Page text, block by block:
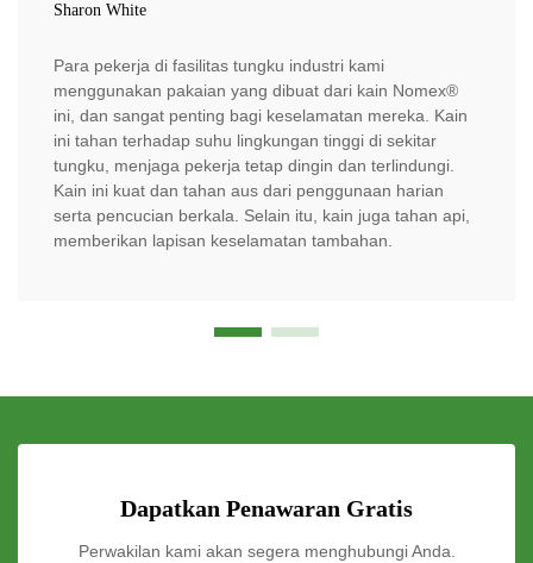
Sharon White
Para pekerja di fasilitas tungku industri kami
menggunakan pakaian yang dibuat dari kain Nomex®
ini, dan sangat penting bagi keselamatan mereka. Kain
ini tahan terhadap suhu lingkungan tinggi di sekitar
tungku, menjaga pekerja tetap dingin dan terlindungi.
Kain ini kuat dan tahan aus dari penggunaan harian
serta pencucian berkala. Selain itu, kain juga tahan api,
memberikan lapisan keselamatan tambahan.
Dapatkan Penawaran Gratis
Perwakilan kami akan segera menghubungi Anda.